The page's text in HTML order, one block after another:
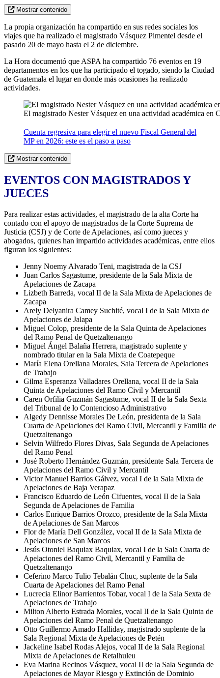
Mostrar contenido
La propia organización ha compartido en sus redes sociales los
viajes que ha realizado el magistrado Vásquez Pimentel desde el
pasado 20 de mayo hasta el 2 de diciembre.
La Hora documentó que ASPA ha compartido 76 eventos en 19
departamentos en los que ha participado el togado, siendo la Ciudad
de Guatemala el lugar en donde más ocasiones ha realizado
actividades.
El magistrado Nester Vásquez en una actividad académica
Cuenta regresiva para elegir el nuevo Fiscal General del
MP en 2026: este es el paso a paso
Mostrar contenido
EVENTOS CON MAGISTRADOS Y
JUECES
Para realizar estas actividades, el magistrado de la alta Corte ha
contado con el apoyo de magistrados de la Corte Suprema de
Justicia (CSJ) y de Corte de Apelaciones, así como jueces y
abogados, quienes han impartido actividades académicas, entre ellos
figuran los siguientes:
Jenny Noemy Alvarado Teni, magistrada de la CSJ
Juan Carlos Sagastume, presidente de la Sala Mixta de
Apelaciones de Zacapa
Lizbeth Barreda, vocal II de la Sala Mixta de Apelaciones de
Zacapa
Arely Delyanira Camey Suchité, vocal I de la Sala Mixta de
Apelaciones de Jalapa
Miguel Colop, presidente de la Sala Quinta de Apelaciones
del Ramo Penal de Quetzaltenango
Miguel Ángel Balaña Herrera, magistrado suplente y
nombrado titular en la Sala Mixta de Coatepeque
María Elena Orellana Morales, Sala Tercera de Apelaciones
de Trabajo
Gilma Esperanza Valladares Orellana, vocal II de la Sala
Quinta de Apelaciones del Ramo Civil y Mercantil
Caren Orfilia Guzmán Sagastume, vocal II de la Sala Sexta
del Tribunal de lo Contencioso Administrativo
Algedy Dennisse Morales De León, presidenta de la Sala
Cuarta de Apelaciones del Ramo Civil, Mercantil y Familia de
Quetzaltenango
Selvin Wilfredo Flores Divas, Sala Segunda de Apelaciones
del Ramo Penal
José Roberto Hernández Guzmán, presidente Sala Tercera de
Apelaciones del Ramo Civil y Mercantil
Victor Manuel Barrios Gálvez, vocal I de la Sala Mixta de
Apelaciones de Baja Verapaz
Francisco Eduardo de León Cifuentes, vocal II de la Sala
Segunda de Apelaciones de Familia
Carlos Enrique Barrios Orozco, presidente de la Sala Mixta
de Apelaciones de San Marcos
Flor de María Dell González, vocal II de la Sala Mixta de
Apelaciones de San Marcos
Jesús Otoniel Baquiax Baquiax, vocal I de la Sala Cuarta de
Apelaciones del Ramo Civil, Mercantil y Familia de
Quetzaltenango
Ceferino Marco Tulio Tebalán Chuc, suplente de la Sala
Cuarta de Apelaciones del Ramo Penal
Lucrecia Elinor Barrientos Tobar, vocal I de la Sala Sexta de
Apelaciones de Trabajo
Milton Alberto Estrada Morales, vocal II de la Sala Quinta de
Apelaciones del Ramo Penal de Quetzaltenango
Otto Guillermo Amado Halliday, magistrado suplente de la
Sala Regional Mixta de Apelaciones de Petén
Jackeline Isabel Rodas Alejos, vocal II de la Sala Regional
Mixta de Apelaciones de Retalhuleu
Eva Marina Recinos Vásquez, vocal II de la Sala Segunda de
Apelaciones de Mayor Riesgo y Extinción de Dominio